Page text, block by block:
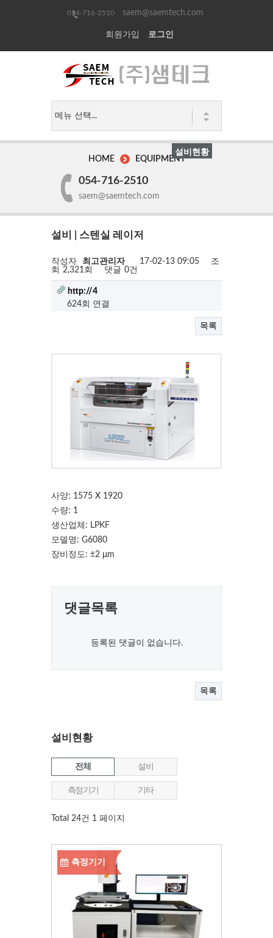
054-716-2510 saem@saemtech.com
회원가입 로그인
HOME EQUIPMENT
054-716-2510
saem@saemtech.com
설비현황
설비 | 스텐실 레이저
작성자 최고관리자 17-02-13 09:05
조
회
2,321회 댓글 0건
http://4
624회 연결
목록
사양: 1575 X 1920
수량: 1
생산업체: LPKF
모델명: G6080
장비정도: ±2 μm
댓글목록
등록된 댓글이 없습니다.
목록
설비현황
전체 설비
측정기기 기타
Total 24건 1 페이지
측정기기